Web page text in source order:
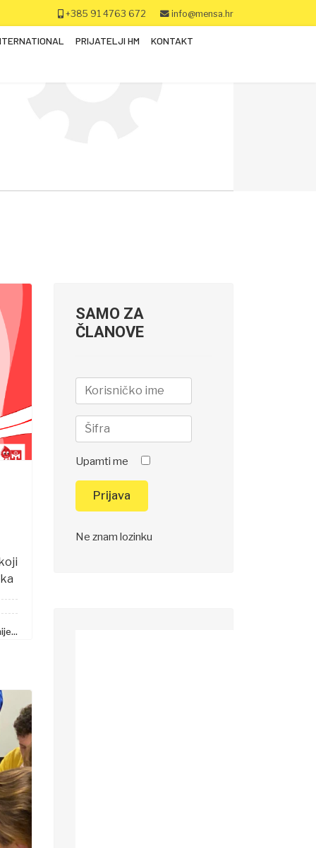
+385 91 4763 672 info@mensa.hr
PRIJATELJI HM KONTAKT
SAMO ZA
ČLANOVE
Upamti me
Prijava
Ne znam lozinku